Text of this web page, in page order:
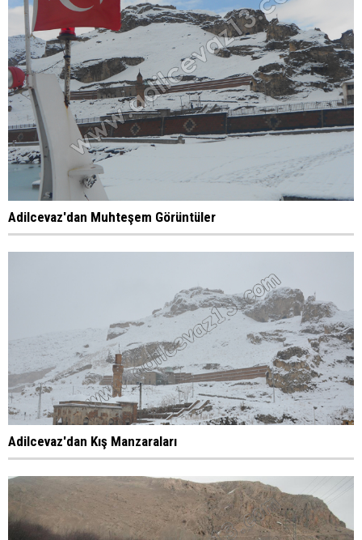
Adilcevaz'dan Muhteşem Görüntüler
Adilcevaz'dan Kış Manzaraları